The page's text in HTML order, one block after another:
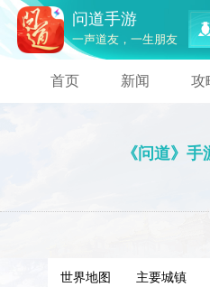
问道手游
一声道友，一生朋友
首页 新闻 攻
《问道》
世界地图 主要城镇